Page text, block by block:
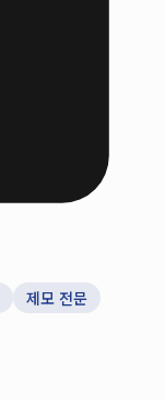
제모 전문